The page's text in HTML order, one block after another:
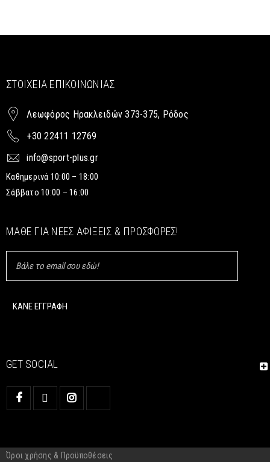
ΣΤΟΙΧΕΊΑ ΕΠΙΚΟΙΝΩΝΊΑΣ
Λεωφόρος Ηρακλειδών 373-375, Ρόδος
+30 22411 12769
info@sport-plus.gr
Καθημερινά 10:00 – 18:00
Σάββατο 10:00 – 16:00
ΜΆΘΕ ΓΙΑ ΝΈΕΣ ΑΦΊΞΕΙΣ & ΠΡΟΣΦΟΡΈΣ!
GET SOCIAL
Όροι χρήσης & Προϋποθέσεις